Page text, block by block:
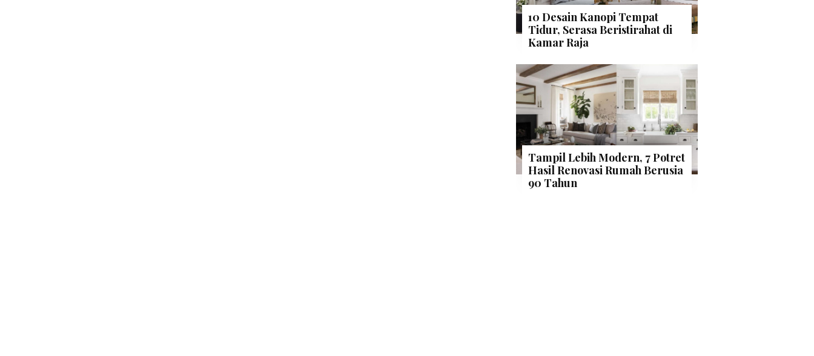
10 Desain Kanopi Tempat
Tidur, Serasa Beristirahat di
Kamar Raja
Tampil Lebih Modern, 7 Potret
Hasil Renovasi Rumah Berusia
90 Tahun